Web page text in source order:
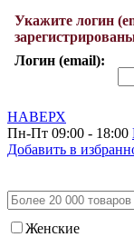
Укажите логин
Логин (email):
НАВЕРХ
Пн-Пт 09:00 - 18:00
Добавить в
Женские